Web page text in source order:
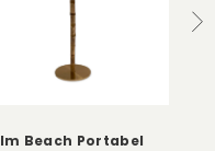
Beach Portabel